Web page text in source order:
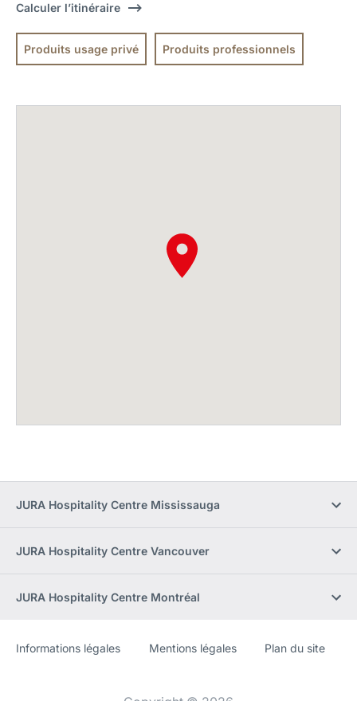
Calculer l’itinéraire
Produits usage privé Produits professionnels
JURA Hospitality Centre Mississauga
JURA Hospitality Centre Vancouver
JURA Hospitality Centre Montréal
Site
[Website
Informations légales Mentions légales Plan du site